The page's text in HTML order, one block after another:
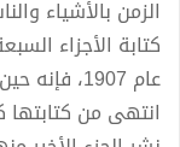
الزمن بالأشياء
كتابة الأجزاء
انتهى من